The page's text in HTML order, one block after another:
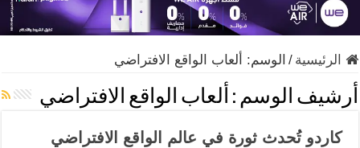
الرئيسية / الوسم: ألعاب الواقع الافتراضي
أرشيف الوسم : ألعاب الواقع الافتراضي
كاردو تُحدث ثورة في عالم الواقع الافتراضي